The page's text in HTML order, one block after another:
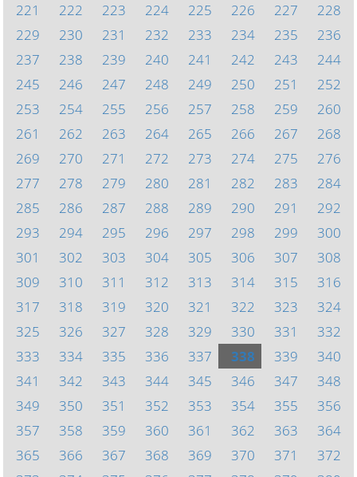
221
222 223 224 225 226 227
228
229
230 231 232 233 234 235
236
237
238 239 240 241 242 243
244
245
246 247 248 249 250 251
252
253
254 255 256 257 258 259
260
261
262 263 264 265 266 267
268
269
270 271 272 273 274 275
276
277
278 279 280 281 282 283
284
285
286 287 288 289 290 291
292
293
294 295 296 297 298 299
300
301
302 303 304 305 306 307
308
309
310 311 312 313 314 315
316
317
318 319 320 321 322 323
324
325
326 327 328 329 330 331
332
333
334 335 336 337 338 339
340
341
342 343 344 345 346 347
348
349
350 351 352 353 354 355
356
357
358 359 360 361 362 363
364
365
366 367 368 369 370 371
372